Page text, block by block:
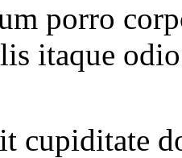
porro
itaque
cupiditate